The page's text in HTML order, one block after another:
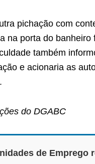
pichação com
na porta do banheiro
também
e acionaria as
do DGABC
de Emprego